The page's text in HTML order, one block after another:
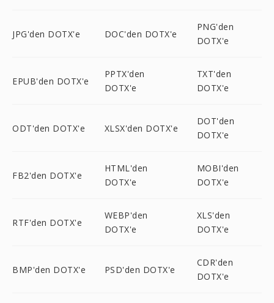
JPG'den DOTX'e DOC'den DOTX'e
PNG'den
DOTX'e
EPUB'den DOTX'e
PPTX'den
DOTX'e
TXT'den
DOTX'e
ODT'den DOTX'e XLSX'den DOTX'e
DOT'den
DOTX'e
FB2'den DOTX'e
HTML'den
DOTX'e
MOBI'den
DOTX'e
RTF'den DOTX'e
WEBP'den
DOTX'e
XLS'den
DOTX'e
BMP'den DOTX'e PSD'den DOTX'e
CDR'den
DOTX'e